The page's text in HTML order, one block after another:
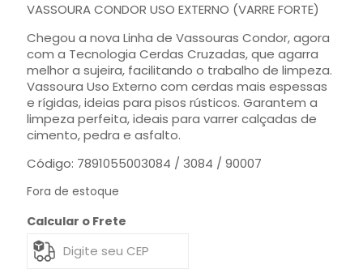
VASSOURA CONDOR USO EXTERNO (VARRE FORTE)
Chegou a nova Linha de Vassouras Condor, agora
com a Tecnologia Cerdas Cruzadas, que agarra
melhor a sujeira, facilitando o trabalho de limpeza.
Vassoura Uso Externo com cerdas mais espessas
e rígidas, ideias para pisos rústicos. Garantem a
limpeza perfeita, ideais para varrer calçadas de
cimento, pedra e asfalto.
Código: 7891055003084 / 3084 / 90007
Fora de estoque
Calcular o Frete